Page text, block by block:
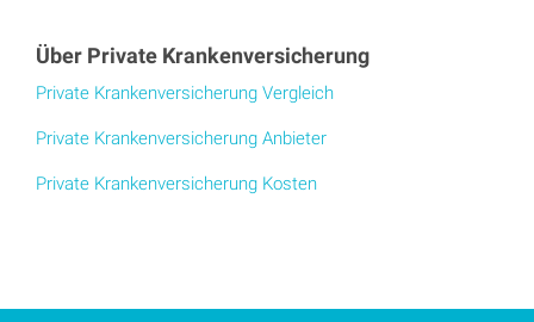
Über Private Krankenversicherung
Private Krankenversicherung Vergleich
Private Krankenversicherung Anbieter
Private Krankenversicherung Kosten